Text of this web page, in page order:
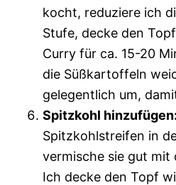
kocht, reduziere ich
Stufe, decke den
Curry für ca. 15-20
die Süßkartoffeln
gelegentlich um,
Spitzkohl hinzufügen:
Spitzkohlstreifen in
vermische sie gut mit
Ich decke den Topf